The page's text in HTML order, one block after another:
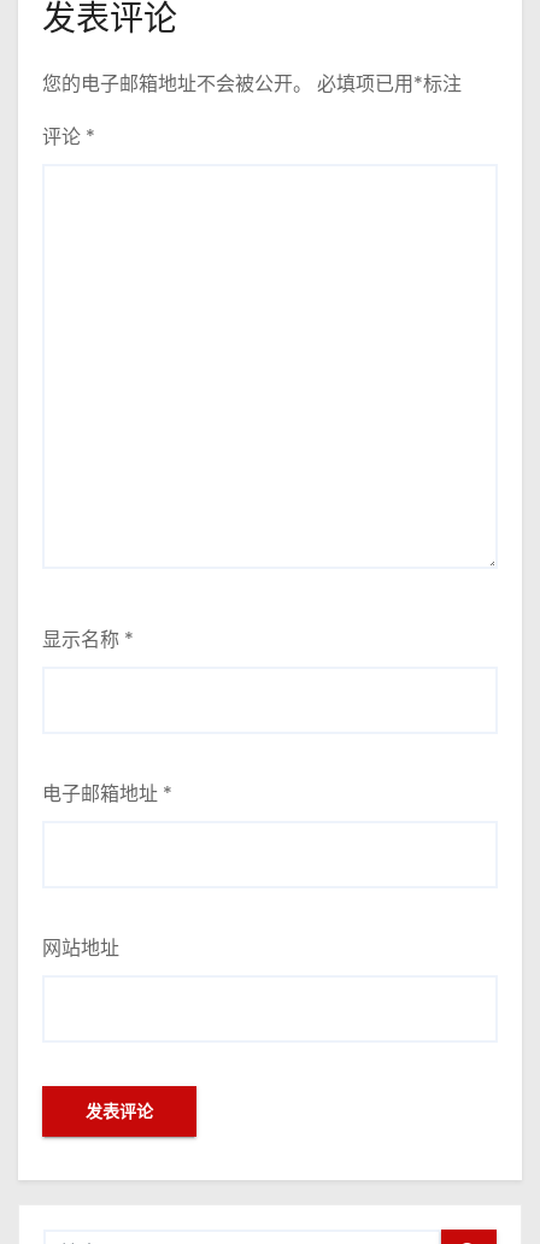
发表评论
您的电子邮箱地址不会被公开。 必填项已用*标注
评论 *
显示名称 *
电子邮箱地址 *
网站地址